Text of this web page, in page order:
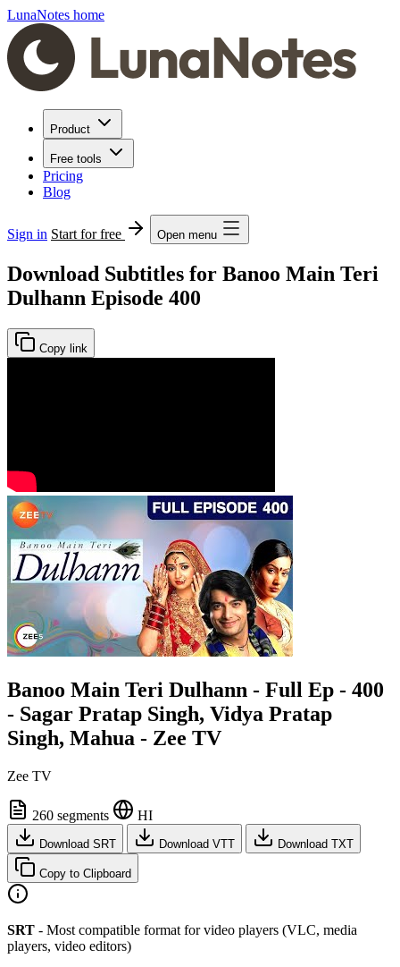
LunaNotes home
Product
Free tools
Pricing
Blog
Sign in Start for free Open menu
Download Subtitles for Banoo Main Teri
Dulhann Episode 400
Copy link
Banoo Main Teri Dulhann - Full Ep - 400
- Sagar Pratap Singh, Vidya Pratap
Singh, Mahua - Zee TV
Zee TV
260 segments HI
Download SRT Download VTT Download TXT
Copy to Clipboard
SRT - Most compatible format for video players (VLC, media
players, video editors)